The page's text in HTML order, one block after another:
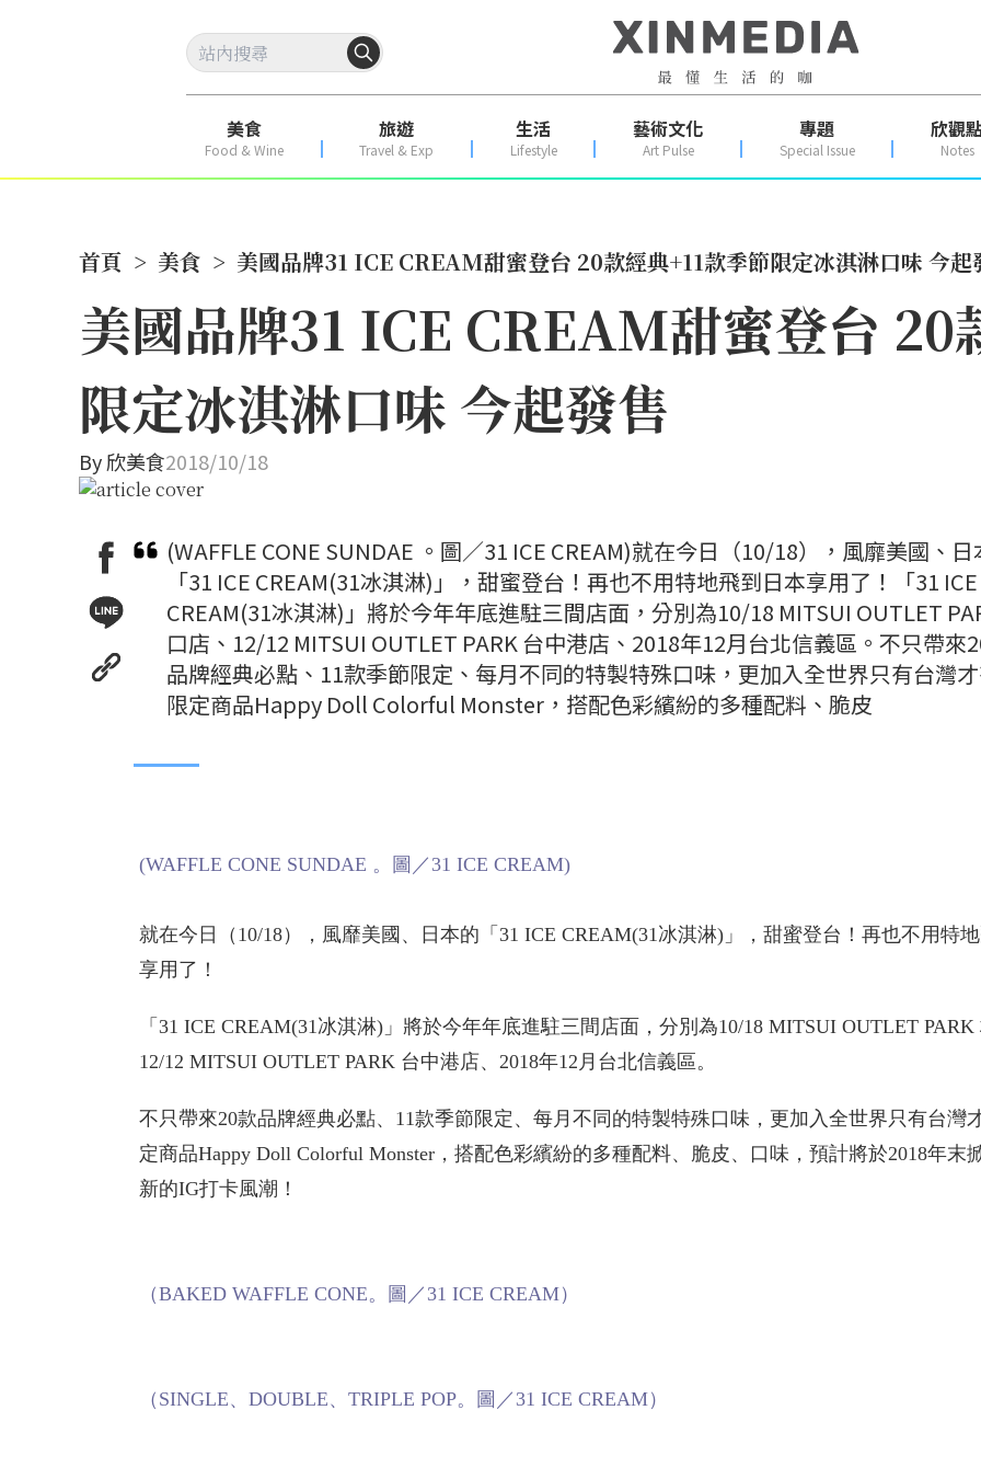
美食
Food & Wine
旅遊
Travel & Exp
生活
Lifestyle
藝術文化
Art Pulse
專題
Special Issue
欣觀
Notes
首頁 > 美食 > 美國品牌31 ICE CREAM甜蜜登台 20款經典+11款季節限定冰淇淋口味 今起
美國品牌31 ICE CREAM甜蜜登台 20
限定冰淇淋口味 今起發售
By欣美食2018/10/18
(WAFFLE CONE SUNDAE 。圖／31 ICE CREAM)就在今日（10/18），風靡美國、
「31 ICE CREAM(31冰淇淋)」，甜蜜登台！再也不用特地飛到日本享用了！「31 ICE
CREAM(31冰淇淋)」將於今年年底進駐三間店面，分別為10/18 MITSUI OUTLET
口店、12/12 MITSUI OUTLET PARK 台中港店、2018年12月台北信義區。不只帶來
品牌經典必點、11款季節限定、每月不同的特製特殊口味，更加入全世界只有台灣
限定商品Happy Doll Colorful Monster，搭配色彩繽紛的多種配料、脆皮
(WAFFLE CONE SUNDAE 。圖／31 ICE CREAM)
就在今日（10/18），風靡美國、日本的「31 ICE CREAM(31冰淇淋)」，甜蜜登台！再也不用特
享用了！
「31 ICE CREAM(31冰淇淋)」將於今年年底進駐三間店面，分別為10/18 MITSUI OUTLET
12/12 MITSUI OUTLET PARK 台中港店、2018年12月台北信義區。
不只帶來20款品牌經典必點、11款季節限定、每月不同的特製特殊口味，更加入全世界只有台灣
定商品Happy Doll Colorful Monster，搭配色彩繽紛的多種配料、脆皮、口味，預計將於2018年末
新的IG打卡風潮！
（BAKED WAFFLE CONE。圖／31 ICE CREAM）
（SINGLE、DOUBLE、TRIPLE POP。圖／31 ICE CREAM）